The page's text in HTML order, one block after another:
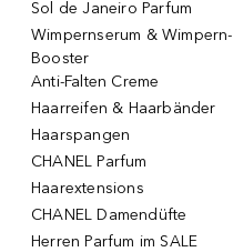
Sol de Janeiro Parfum
Wimpernserum & Wimpern-
Booster
Anti-Falten Creme
Haarreifen & Haarbänder
Haarspangen
CHANEL Parfum
Haarextensions
CHANEL Damendüfte
Herren Parfum im SALE